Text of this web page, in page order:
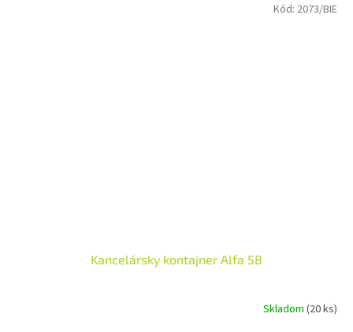
Kancelársky kontajner Alfa 58
Skladom (20 ks)
Kód: 2073/BIE